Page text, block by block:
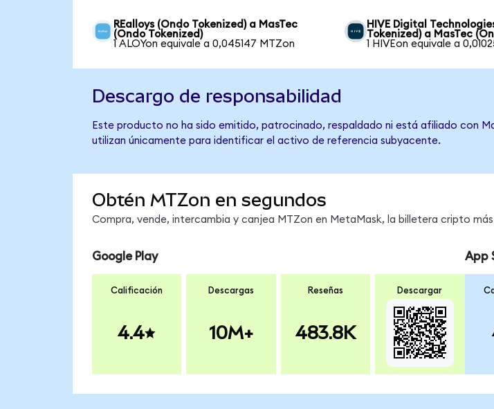
REalloys (Ondo Tokenized) a MasTec
(Ondo Tokenized)
1 ALOYon equivale a 0,045147 MTZon
HIVE Digital
Tokenized) a MasTec
1 HIVEon equivale a
Descargo de responsabilidad
Este producto no ha sido emitido, patrocinado, respaldado ni está afiliado con
utilizan únicamente para identificar el activo de referencia subyacente.
Obtén MTZon en segundos
Compra, vende, intercambia y canjea MTZon en MetaMask, la billetera cripto
Google Play
Calificación
4.4
Descargas
10M+
Reseñas
483.8K
Descargar
App